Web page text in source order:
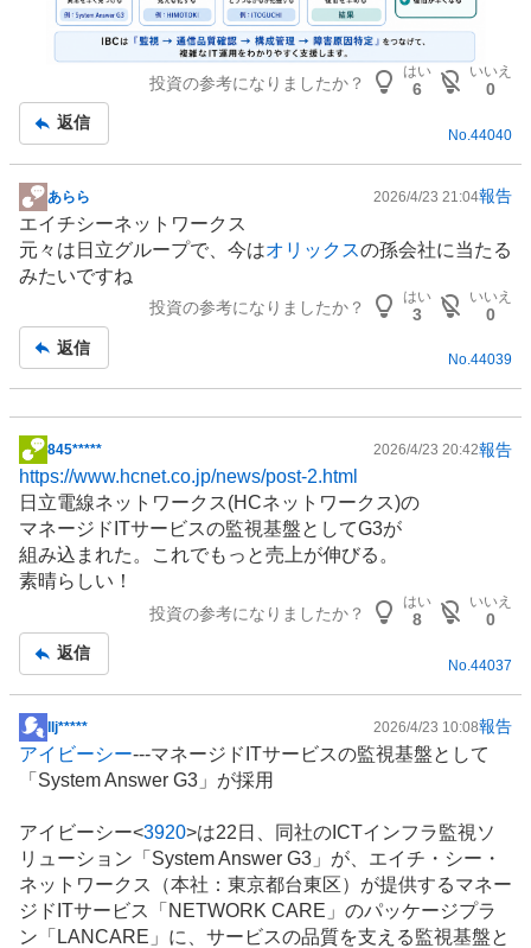
投資の参考になりましたか？
はい
6
いいえ
0
返信
No.44040
掲
示
板
記
あらら 2026/4/23 21:04報告
エイチシーネットワークス
元々は日立グループで、今はオリックスの孫会社に当たる
みたいですね
投資の参考になりましたか？
はい
3
いいえ
0
返信
No.44039
掲
示
板
記
事
845***** 2026/4/23 20:42報告
https://www.hcnet.co.jp/news/post-2.html
日立電線ネットワークス(HCネットワークス)の
マネージドITサービスの監視基盤としてG3が
組み込まれた。これでもっと売上が伸びる。
素晴らしい！
投資の参考になりましたか？
はい
8
いいえ
0
返信
No.44037
掲
示
事
​Ilj***** 2026/4/23 10:08報告
アイビーシー---マネージドITサービスの監視基盤として
「System Answer G3」が採用
アイビーシー<3920>は22日、同社のICTインフラ監視ソ
リューション「System Answer G3」が、エイチ・シー・
ネットワークス（本社：東京都台東区）が提供するマネー
ジドITサービス「NETWORK CARE」のパッケージプラ
ン「LANCARE」に、サービスの品質を支える監視基盤と